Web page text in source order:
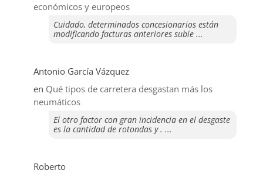
económicos y europeos
Cuidado, determinados concesionarios están
modificando facturas anteriores subie ...
Antonio García Vázquez
en Qué tipos de carretera desgastan más los
neumáticos
El otro factor con gran incidencia en el desgaste
es la cantidad de rotondas y . ...
Roberto